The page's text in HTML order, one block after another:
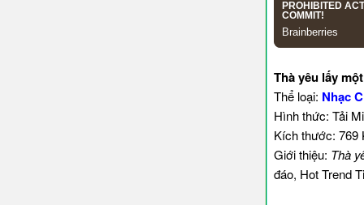
Thà yêu lấy
Thể loại: Nhạc
Hình thức: Tải
Kích thước: 769
Giới thiệu: Thà
đáo, Hot Trend